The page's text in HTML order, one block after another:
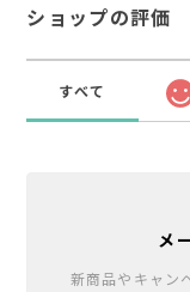
ショップの評価
すべて
メ
新商品やキャン